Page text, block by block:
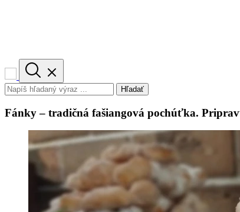
Hľadať
Fánky – tradičná fašiangová pochúťka.